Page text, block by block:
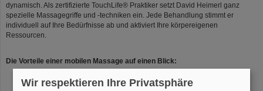
dynamisch. Als zertifizierte TouchLife® Praktiker setzt David Heimerl ganz
spezielle Massagegriffe und -techniken ein. Jede Behandlung stimmt er
individuell auf Ihre Bedürfnisse ab und aktiviert Ihre körpereigenen
Ressourcen.
Die Vorteile einer mobilen Massage auf einen Blick:
Lockerung der Muskulatur und Lösung von Blockaden
Wir respektieren Ihre Privatsphäre